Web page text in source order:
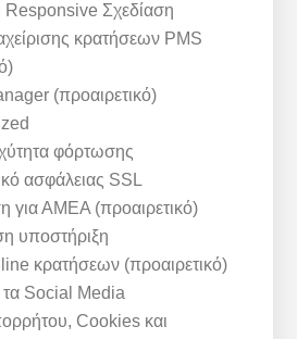
Responsive Σχεδίαση
κρατήσεων PMS
(προαιρετικό)
φόρτωσης
ασφάλειας SSL
για ΑΜΕΑ (προαιρετικό)
υποστήριξη
κρατήσεων (προαιρετικό)
Social Media
Cookies και